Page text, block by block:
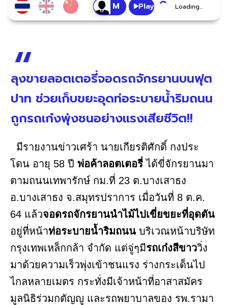
Play Loading...
ลุงขายลอตเตอรี่จอดรถจักรยานบนฟุต
ปาท ช่วยเก็บขยะอุดท่อระบายน้ำริมถนน
ถูกรถเก๋งพุ่งชนอย่างแรงเสียชีวิต!!
มีรายงานข่าวเศร้า นายเกียรติศักดิ์ กงประ
โดน อายุ 58 ปี พ่อค้าลอตเตอรี่ ได้ขี่จักรยานมา
ตามถนนเทพารักษ์ กม.ที่ 23 ต.บางเสาธง
อ.บางเสาธง จ.สมุทรปราการ เมื่อวันที่ 8 ต.ค.
64 แล้วจอดรถจักรยานนำไม้ไปเขี่ยขยะที่อุดตัน
อยู่ที่หน้าท่อระบายน้ำริมถนน บริเวณหน้าบริษัท
กรุงเทพเหล็กกล้า จำกัด แต่จู่ๆมีรถเก๋งสีขาววิ่ง
มาด้วยความเร็วพุ่งเข้าชนแรง ร่างกระเด็นไป
ไกลหลายเมตร กระทั่งมีเจ้าหน้าที่อาสาสมัคร
มูลนิธิร่วมกตัญญู และรถพยาบาลของ รพ.รามา